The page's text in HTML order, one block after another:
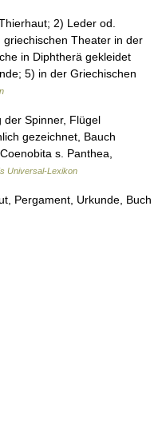
2) Leder od.
Theater in der
in Diphtherä gekleidet
5) in der Griechischen
Spinner, Flügel
gezeichnet, Bauch
s. Panthea,
Universal-Lexikon
Pergament, Urkunde, Buch